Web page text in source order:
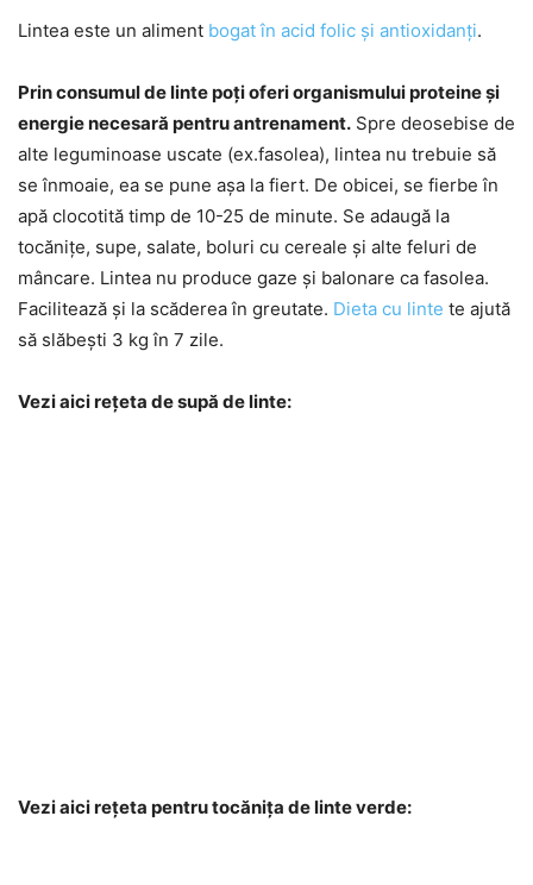
Lintea este un aliment bogat în acid folic și antioxidanți.
Prin consumul de linte poți oferi organismului proteine și
energie necesară pentru antrenament. Spre deosebise de
alte leguminoase uscate (ex.fasolea), lintea nu trebuie să
se înmoaie, ea se pune așa la fiert. De obicei, se fierbe în
apă clocotită timp de 10-25 de minute. Se adaugă la
tocănițe, supe, salate, boluri cu cereale și alte feluri de
mâncare. Lintea nu produce gaze și balonare ca fasolea.
Facilitează și la scăderea în greutate. Dieta cu linte te ajută
să slăbești 3 kg în 7 zile.
Vezi aici rețeta de supă de linte:
Vezi aici rețeta pentru tocănița de linte verde: